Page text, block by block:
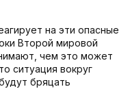
на эти опасные
Второй мировой
чем это может
ситуация вокруг
бряцать